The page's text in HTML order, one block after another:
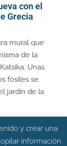
con el
Grecia
mural que
de la
Unas
fósiles se
jardín de la
y crear una
información